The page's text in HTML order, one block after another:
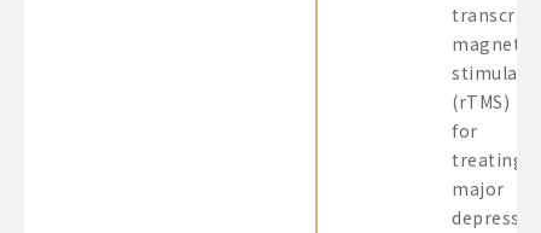
magnetic
(rTMS)
for
treating
major